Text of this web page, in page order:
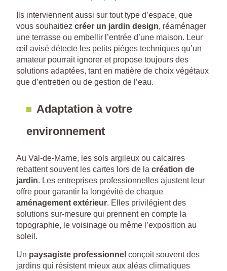
Ils interviennent aussi sur tout type d’espace, que
vous souhaitiez créer un jardin design, réaménager
une terrasse ou embellir l’entrée d’une maison. Leur
œil avisé détecte les petits pièges techniques qu’un
amateur pourrait ignorer et propose toujours des
solutions adaptées, tant en matière de choix végétaux
que d’entretien ou de gestion de l’eau.
Adaptation à votre
environnement
Au Val-de-Marne, les sols argileux ou calcaires
rebattent souvent les cartes lors de la création de
jardin. Les entreprises professionnelles ajustent leur
offre pour garantir la longévité de chaque
aménagement extérieur. Elles privilégient des
solutions sur-mesure qui prennent en compte la
topographie, le voisinage ou même l’exposition au
soleil.
Un paysagiste professionnel conçoit souvent des
jardins qui résistent mieux aux aléas climatiques